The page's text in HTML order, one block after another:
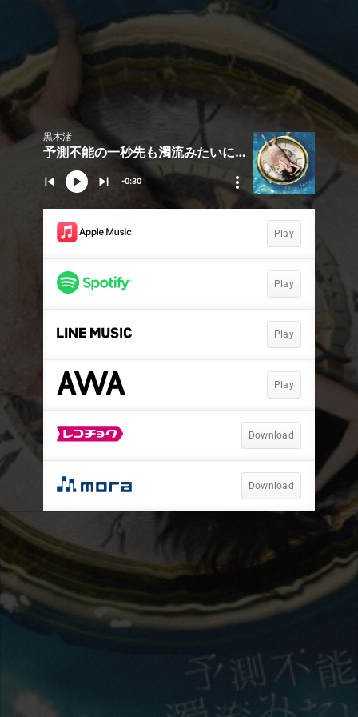
黒木渚
予測不能の一秒先も濁流みたいに愛してる
-0:30
Play
Play
Play
Play
Download
Download